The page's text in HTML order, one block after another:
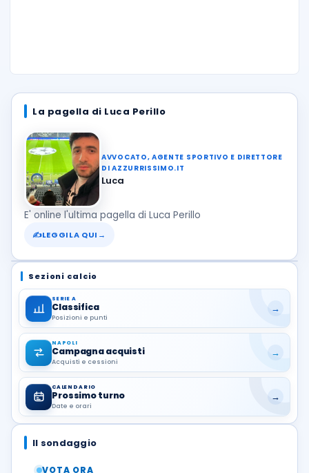
La pagella di Luca Perillo
AVVOCATO, AGENTE SPORTIVO E DIRETTORE
DI AZZURRISSIMO.IT
Luca
E' online l'ultima pagella di Luca Perillo
✍LEGGILA QUI →
Sezioni calcio
SERIE A
Classifica
Posizioni e punti
→
NAPOLI
Campagna acquisti
Acquisti e cessioni
→
CALENDARIO
Prossimo turno
Date e orari
→
Il sondaggio
VOTA ORA